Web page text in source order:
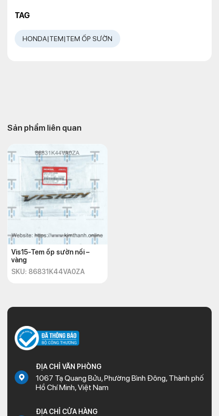
TAG
HONDA|TEM|TEM ỐP SƯỜN
Sản phẩm liên quan
Vis15-Tem ốp sườn nổi –
vàng
SKU: 86831K44VA0ZA
ĐỊA CHỈ VĂN PHÒNG
1067 Tạ Quang Bửu, Phường Bình Đông, Thành phố
Hồ Chí Minh, Việt Nam
ĐỊA CHỈ CỬA HÀNG